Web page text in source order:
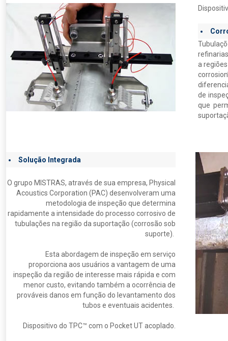
a
de
que
Solução Integrada
O grupo MISTRAS, através de sua empresa, Physical
Acoustics Corporation (PAC) desenvolveram uma
metodologia de inspeção que determina
rapidamente a intensidade do processo corrosivo de
tubulações na região da suportação (corrosão sob
suporte).
Esta abordagem de inspeção em serviço
proporciona aos usuários a vantagem de uma
inspeção da região de interesse mais rápida e com
menor custo, evitando também a ocorrência de
prováveis danos em função do levantamento dos
tubos e eventuais acidentes.
Dispositivo do TPC™ com o Pocket UT acoplado.